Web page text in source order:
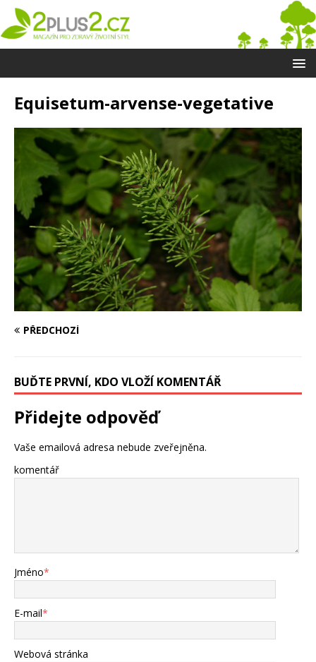
Equisetum-arvense-vegetative
PŘEDCHOZÍ
BUĎTE PRVNÍ, KDO VLOŽÍ KOMENTÁŘ
Přidejte odpověď
Vaše emailová adresa nebude zveřejněna.
komentář
Jméno*
E-mail*
Webová stránka